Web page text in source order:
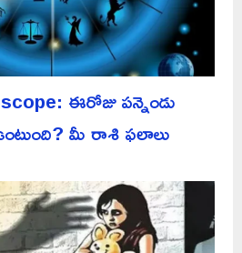
ఈరోజు పన్నెండు
మీ రాశి ఫలాలు